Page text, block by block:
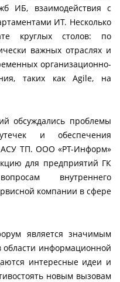
ИБ, взаимодействия с
ИТ. Несколько
круглых столов: по
важных отраслях и
организационно-
таких как Agile, на
обсуждались проблемы
и обеспечения
АСУ ТП. ООО «РТ-Информ»
для предприятий ГК
внутреннего
компании в сфере
является значимым
области информационной
интересные идеи и
новым вызовам